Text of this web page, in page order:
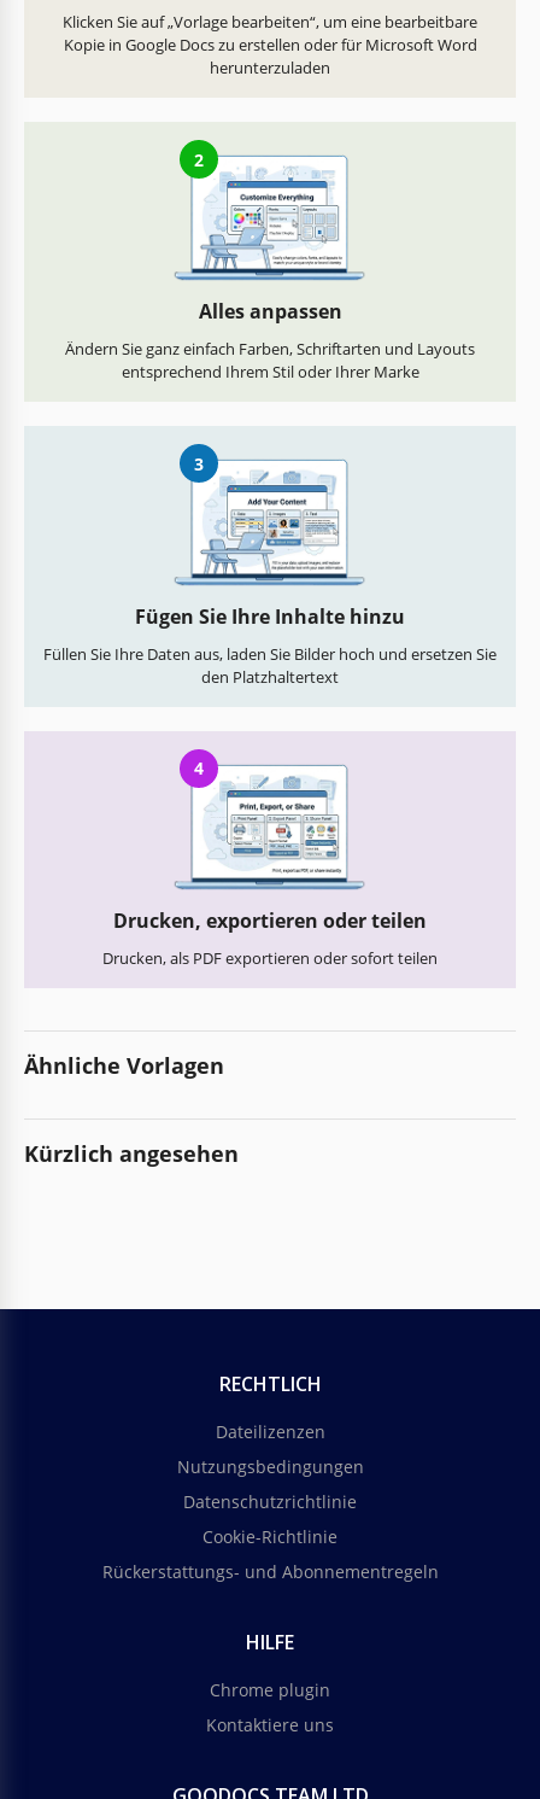
Klicken Sie auf „Vorlage bearbeiten“, um eine bearbeitbare
Kopie in Google Docs zu erstellen oder für Microsoft Word
herunterzuladen
2
Alles anpassen
Ändern Sie ganz einfach Farben, Schriftarten und Layouts
entsprechend Ihrem Stil oder Ihrer Marke
3
Fügen Sie Ihre Inhalte hinzu
Füllen Sie Ihre Daten aus, laden Sie Bilder hoch und ersetzen Sie
den Platzhaltertext
4
Drucken, exportieren oder teilen
Drucken, als PDF exportieren oder sofort teilen
Ähnliche Vorlagen
Kürzlich angesehen
RECHTLICH
Dateilizenzen
Nutzungsbedingungen
Datenschutzrichtlinie
Cookie-Richtlinie
Rückerstattungs- und Abonnementregeln
HILFE
Chrome plugin
Kontaktiere uns